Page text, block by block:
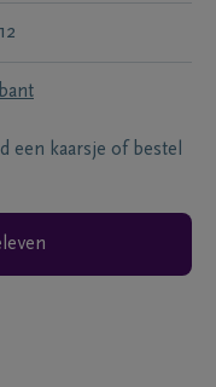
een kaarsje of bestel